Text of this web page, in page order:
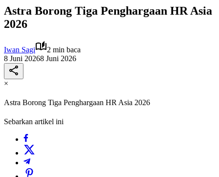
Astra Borong Tiga Penghargaan HR Asia
2026
Iwan Sagi
2 min baca
8 Juni 20268 Juni 2026
×
Astra Borong Tiga Penghargaan HR Asia 2026
Sebarkan artikel ini